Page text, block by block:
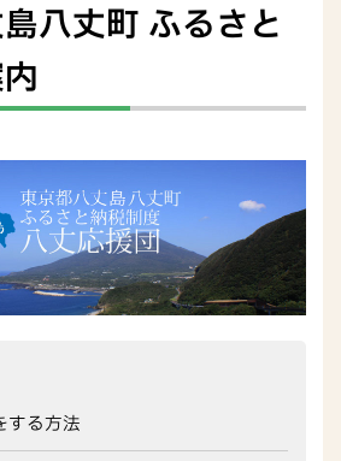
八丈町 ふるさと
する方法